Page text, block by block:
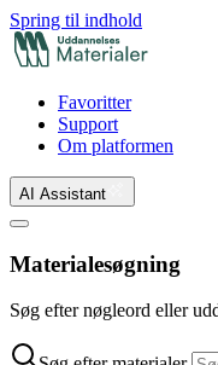
Spring til indhold
Favoritter
Support
Om platformen
AI Assistant
Materialesøgning
Søg efter nøgleord eller